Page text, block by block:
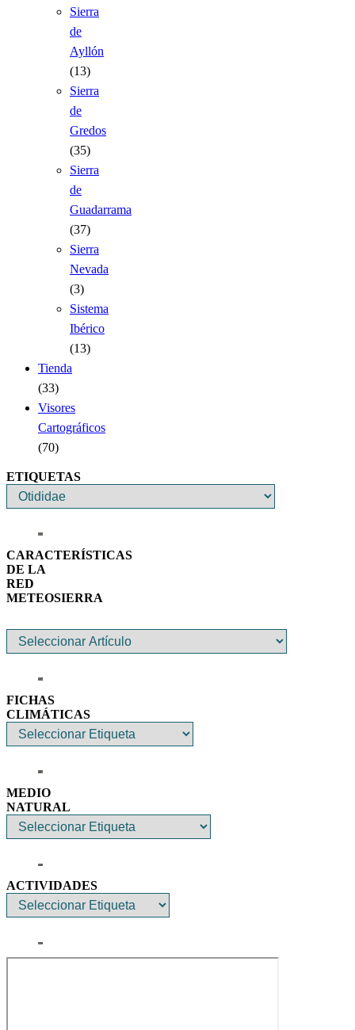
Sierra
de
Ayllón
(13)
Sierra
de
Gredos
(35)
Sierra
de
Guadarrama
(37)
Sierra
Nevada
(3)
Sistema
Ibérico
(13)
Tienda
(33)
Visores
Cartográficos
(70)
ETIQUETAS
CARACTERÍSTICAS
DE LA
RED
METEOSIERRA
FICHAS
CLIMÁTICAS
MEDIO
NATURAL
ACTIVIDADES